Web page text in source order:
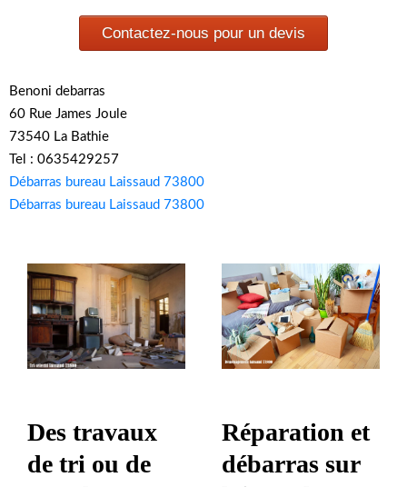
Contactez-nous pour un devis
Benoni debarras
60 Rue James Joule
73540 La Bathie
Tel : 0635429257
Débarras bureau Laissaud 73800
Débarras bureau Laissaud 73800
Des travaux
de tri ou de
Réparation et
débarras sur